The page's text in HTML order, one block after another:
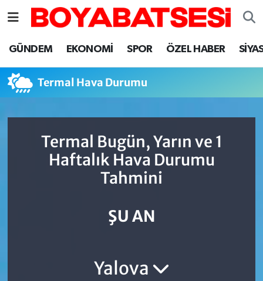
GÜNDEM EKONOMİ SPOR ÖZEL HABER
Termal Hava Durumu
Termal Bugün, Yarın ve 1
Haftalık Hava Durumu
Tahmini
ŞU AN
Yalova
Sinop Nöbetçi Eczaneler
Sinop Hava Durumu
Sinop Trafik Yoğunluk Haritası
Süper Lig Puan Durumu ve Fikstür
Son Dakika Haberleri